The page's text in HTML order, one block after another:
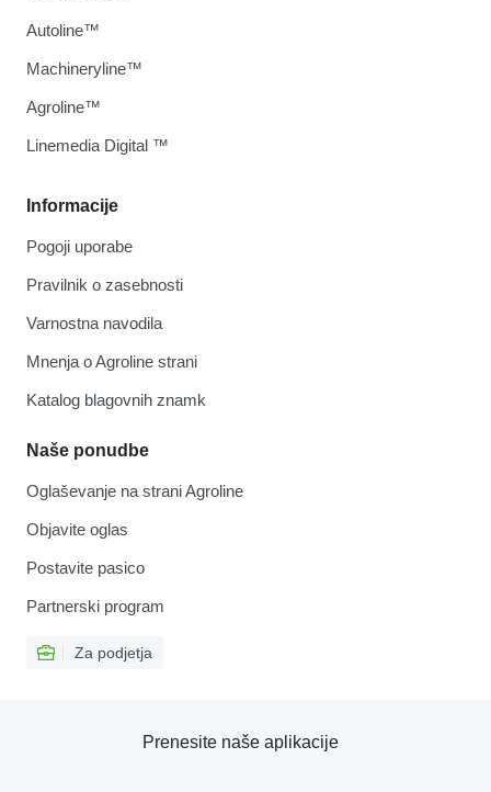
Informacije
Pogoji uporabe
Pravilnik o zasebnosti
Varnostna navodila
Mnenja o Agroline strani
Katalog blagovnih znamk
Naše ponudbe
Oglaševanje na strani Agroline
Objavite oglas
Postavite pasico
Partnerski program
Za podjetja
Autoline™
Machineryline™
Agroline™
Linemedia Digital ™
Prenesite naše aplikacije